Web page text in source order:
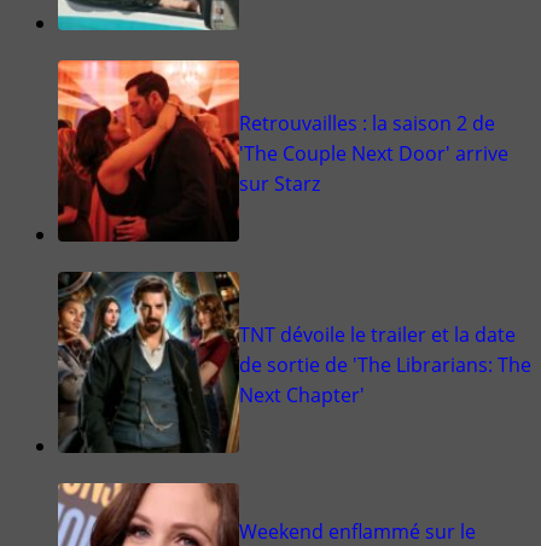
Retrouvailles : la saison 2 de
'The Couple Next Door' arrive
sur Starz
TNT dévoile le trailer et la date
de sortie de 'The Librarians: The
Next Chapter'
Weekend enflammé sur le